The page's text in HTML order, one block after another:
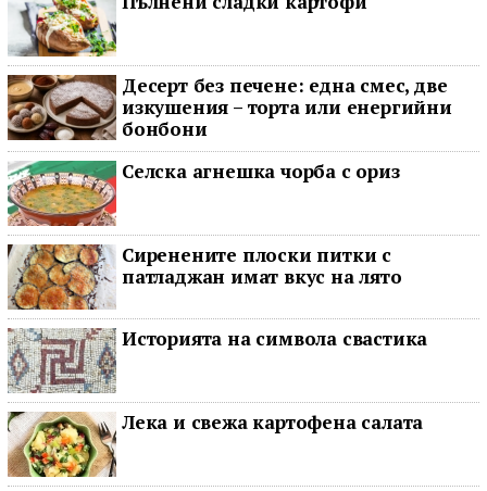
Десерт без печене: една смес, две
изкушения – торта или енергийни
бонбони
Селска агнешка чорба с ориз
Сиренените плоски питки с
патладжан имат вкус на лято
Историята на символа свастика
Лека и свежа картофена салата